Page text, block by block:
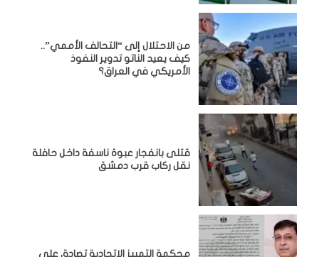
من الاحتلال إلى “التحالف الأممي”..
كيف يعيد الناتو تدوير النفوذ
الأمريكي في العراق؟
قتلى بانفجار عبوة ناسفة داخل حافلة
نقل ركاب قرب دمشق
محكمة التمييز الاتحادية تصادق على